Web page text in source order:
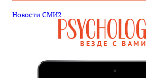
Новости СМИ2
ВЕЗДЕ С ВАМИ